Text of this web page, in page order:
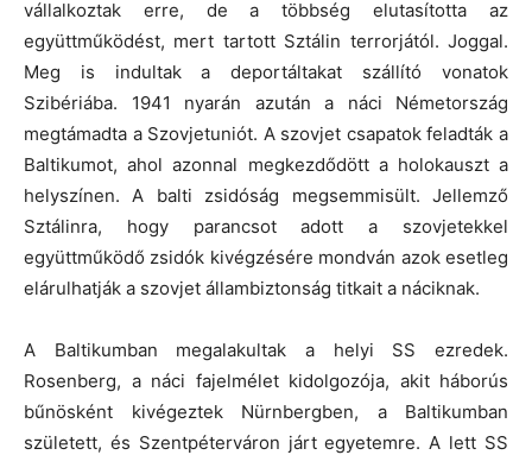
vállalkoztak erre, de a többség elutasította az
együttműködést, mert tartott Sztálin terrorjától. Joggal.
Meg is indultak a deportáltakat szállító vonatok
Szibériába. 1941 nyarán azután a náci Németország
megtámadta a Szovjetuniót. A szovjet csapatok feladták a
Baltikumot, ahol azonnal megkezdődött a holokauszt a
helyszínen. A balti zsidóság megsemmisült. Jellemző
Sztálinra, hogy parancsot adott a szovjetekkel
együttműködő zsidók kivégzésére mondván azok esetleg
elárulhatják a szovjet állambiztonság titkait a náciknak.
A Baltikumban megalakultak a helyi SS ezredek.
Rosenberg, a náci fajelmélet kidolgozója, akit háborús
bűnösként kivégeztek Nürnbergben, a Baltikumban
született, és Szentpéterváron járt egyetemre. A lett SS